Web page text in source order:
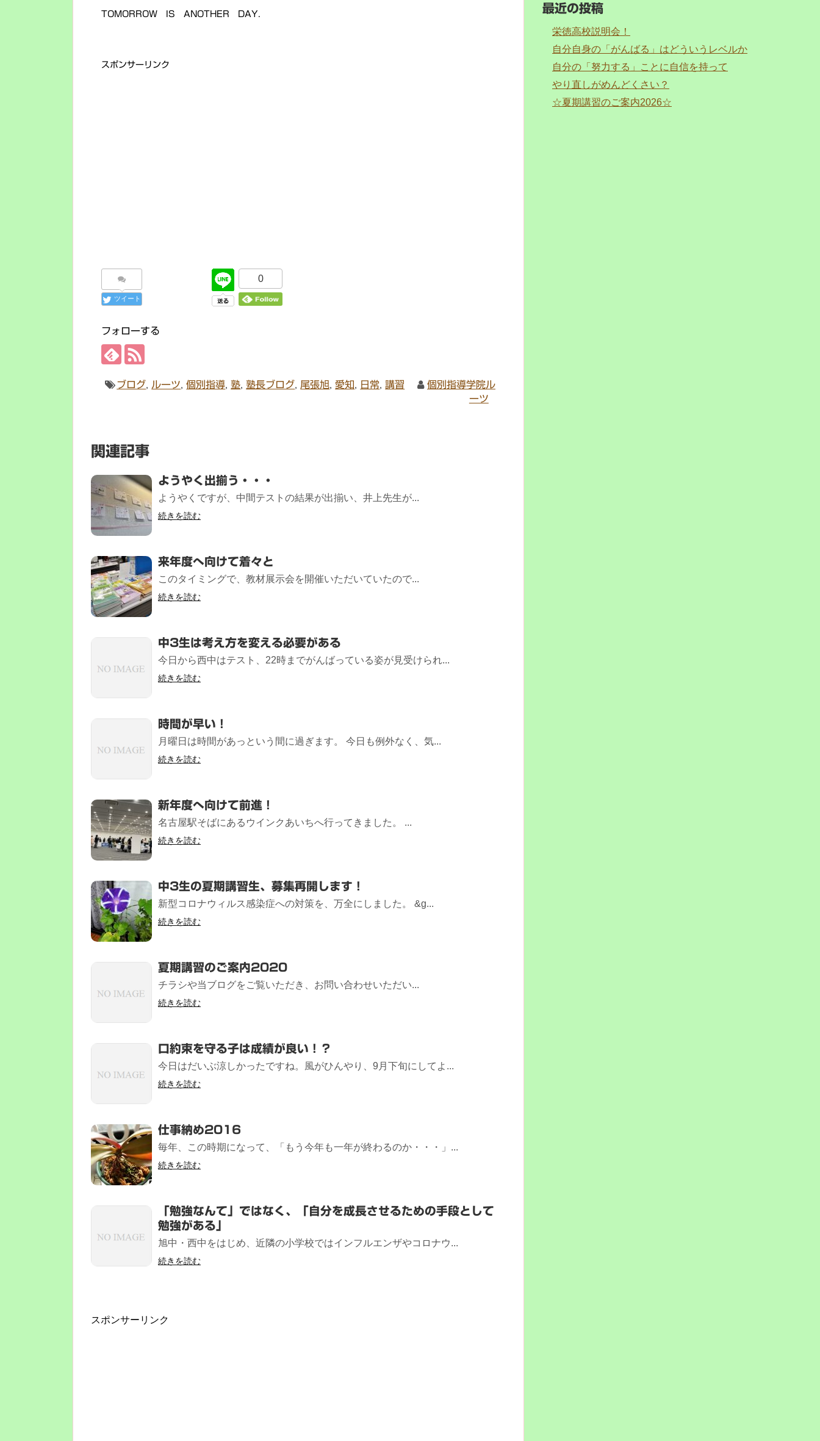
TOMORROW IS ANOTHER DAY.
スポンサーリンク
ツイート
0
フォローする
ブログ ルーツ ,個別指導 ,塾 ,塾長ブログ 尾張旭 愛知 日常 ,講習
個別指導学院ル
ーツ
関連記事
ようやく出揃う・・・
ようやくですが、中間テストの結果が出揃い、井上先生が...
続きを読む
来年度へ向けて着々と
このタイミングで、教材展示会を開催いただいていたので...
続きを読む
中3生は考え方を変える必要がある
今日から西中はテスト、22時までがんばっている姿が見受けられ...
続きを読む
時間が早い！
月曜日は時間があっという間に過ぎます。 今日も例外なく、気...
続きを読む
新年度へ向けて前進！
名古屋駅そばにあるウインクあいちへ行ってきました。 ...
続きを読む
中3生の夏期講習生、募集再開します！
新型コロナウィルス感染症への対策を、万全にしました。 &g...
続きを読む
夏期講習のご案内2020
チラシや当ブログをご覧いただき、お問い合わせいただい...
続きを読む
口約束を守る子は成績が良い！？
今日はだいぶ涼しかったですね。風がひんやり、9月下旬にしてよ...
続きを読む
仕事納め2016
毎年、この時期になって、「もう今年も一年が終わるのか・・・」...
続きを読む
「勉強なんて」ではなく、「自分を成長させるための手段として
勉強がある」
旭中・西中をはじめ、近隣の小学校ではインフルエンザやコロナウ...
続きを読む
スポンサーリンク
最近の投稿
栄徳高校説明会！
自分自身の「がんばる」はどういうレベルか
自分の「努力する」ことに自信を持って
やり直しがめんどくさい？
☆夏期講習のご案内2026☆